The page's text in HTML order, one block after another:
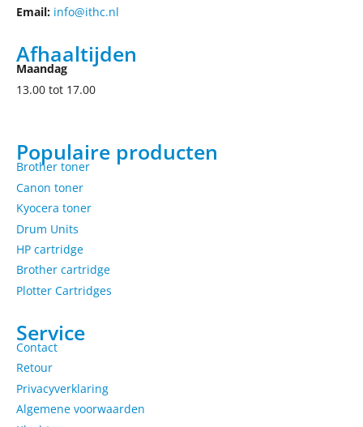
Email: info@ithc.nl
Afhaaltijden
Maandag
13.00 tot 17.00
Populaire producten
Brother toner
Canon toner
Kyocera toner
Drum Units
HP cartridge
Brother cartridge
Plotter Cartridges
Service
Contact
Retour
Privacyverklaring
Algemene voorwaarden